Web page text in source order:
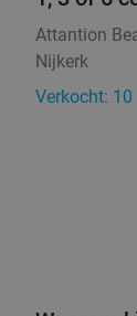
Attantion
Nijkerk
Verkocht: 10